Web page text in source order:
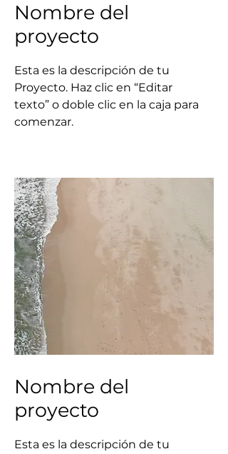
Nombre del
proyecto
Esta es la descripción de tu
Proyecto. Haz clic en “Editar
texto” o doble clic en la caja para
comenzar.
Nombre del
proyecto
Esta es la descripción de tu